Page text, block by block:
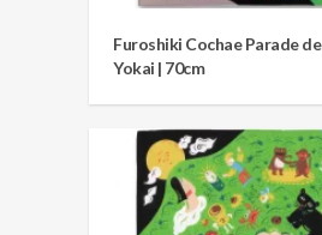
Furoshiki Cochae Parade de
Yokai | 70cm